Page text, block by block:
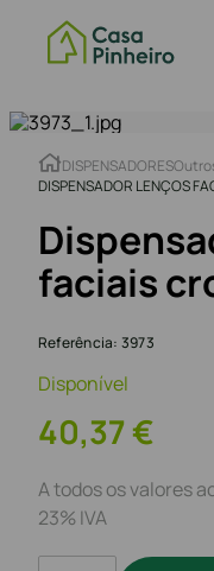
DISPENSADORES
DISPENSADOR LENÇOS
faciais
Referência: 3973
Disponível
40,37€
A todos os valores
23% IVA